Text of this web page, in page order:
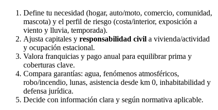
Define tu necesidad (hogar, auto/moto, comercio, comunidad,
mascota) y el perfil de riesgo (costa/interior, exposición a
viento y lluvia, temporada).
Ajusta capitales y responsabilidad civil a vivienda/actividad
y ocupación estacional.
Valora franquicias y pago anual para equilibrar prima y
coberturas clave.
Compara garantías: agua, fenómenos atmosféricos,
robo/incendio, lunas, asistencia desde km 0, inhabitabilidad y
defensa jurídica.
Decide con información clara y según normativa aplicable.